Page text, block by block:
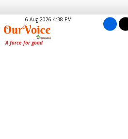
6 Aug 2026 4:38 PM